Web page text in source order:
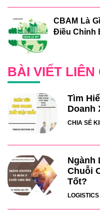
CBAM Là
Điều Chỉnh
BÀI VIẾT LIÊN
Tìm
Doanh
CHIA SẺ
Ngành
Chuỗi
Tốt?
LOGISTICS